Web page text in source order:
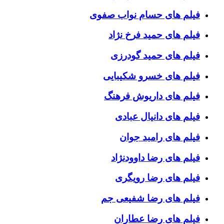
فیلم های حسام نواب صفوی
فیلم های حمید فرخ نژاد
فیلم های حمید گودرزی
فیلم های خسرو شکیبایی
فیلم های داریوش فرهنگ
فیلم های دانیال عبادی
فیلم های رامبد جوان
فیلم های رضا داوودنژاد
فیلم های رضا رویگری
فیلم های رضا شفیعی جم
فیلم های رضا عطاران